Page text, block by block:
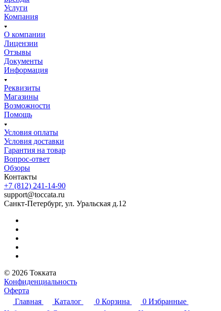
Услуги
Компания
О компании
Лицензии
Отзывы
Документы
Информация
Реквизиты
Магазины
Возможности
Помощь
Условия оплаты
Условия доставки
Гарантия на товар
Вопрос-ответ
Обзоры
Контакты
+7 (812) 241-14-90
support@toccata.ru
Санкт-Петербург, ул. Уральская д.12
© 2026 Токката
Конфиденциальность
Оферта
Главная
Каталог 0 Корзина 0 Избранные